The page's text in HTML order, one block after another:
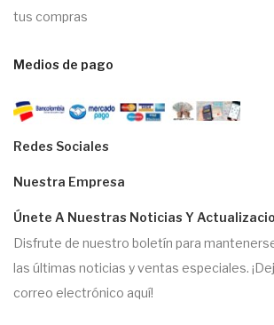
tus compras
Medios de pago
Redes Sociales
Nuestra Empresa
Únete A Nuestras Noticias Y
Disfrute de nuestro boletín para
las últimas noticias y ventas especiales.
correo electrónico aquí!